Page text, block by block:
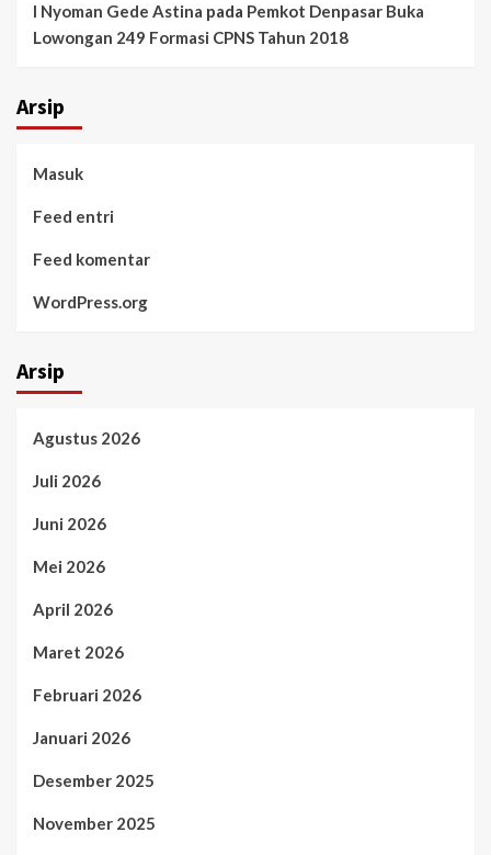
I Nyoman Gede Astina pada Pemkot Denpasar Buka
Lowongan 249 Formasi CPNS Tahun 2018
Arsip
Masuk
Feed entri
Feed komentar
WordPress.org
Arsip
Agustus 2026
Juli 2026
Juni 2026
Mei 2026
April 2026
Maret 2026
Februari 2026
Januari 2026
Desember 2025
November 2025